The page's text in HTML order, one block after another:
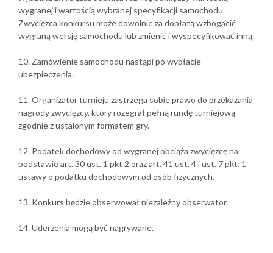
wygranej i wartością wybranej specyfikacji samochodu.
Zwycięzca konkursu może dowolnie za dopłatą wzbogacić
wygraną wersję samochodu lub zmienić i wyspecyfikować inną.
10. Zamówienie samochodu nastąpi po wypłacie
ubezpieczenia.
11. Organizator turnieju zastrzega sobie prawo do przekazania
nagrody zwycięzcy, który rozegrał pełną rundę turniejową
zgodnie z ustalonym formatem gry.
12. Podatek dochodowy od wygranej obciąża zwycięzcę na
podstawie art. 30 ust. 1 pkt 2 oraz art. 41 ust. 4 i ust. 7 pkt. 1
ustawy o podatku dochodowym od osób fizycznych.
13. Konkurs będzie obserwował niezależny obserwator.
14. Uderzenia mogą być nagrywane.